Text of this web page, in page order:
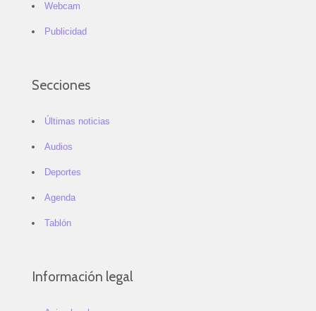
Webcam
Publicidad
Secciones
Últimas noticias
Audios
Deportes
Agenda
Tablón
Información legal